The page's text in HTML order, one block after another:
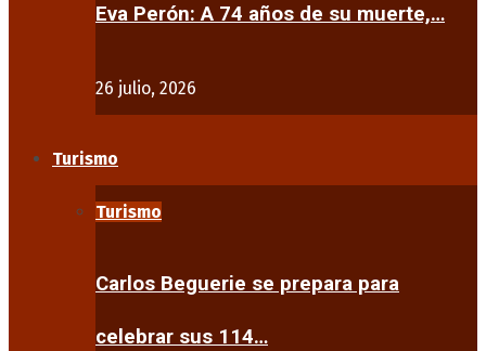
Eva Perón: A 74 años de su muerte,…
26 julio, 2026
Turismo
Turismo
Carlos Beguerie se prepara para
celebrar sus 114…